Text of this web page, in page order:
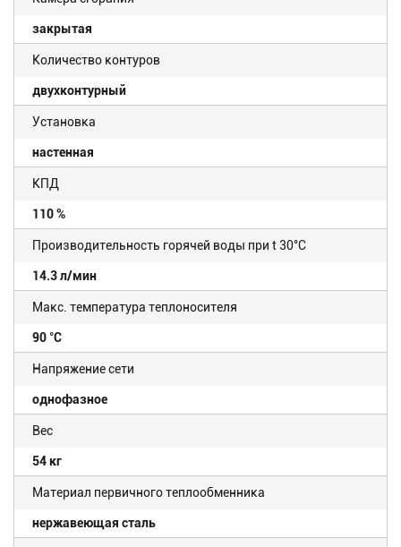
закрытая
Количество контуров
двухконтурный
Установка
настенная
КПД
110 %
Производительность горячей воды при t 30°C
14.3 л/мин
Макс. температура теплоносителя
90 °С
Напряжение сети
однофазное
Вес
54 кг
Материал первичного теплообменника
нержавеющая сталь